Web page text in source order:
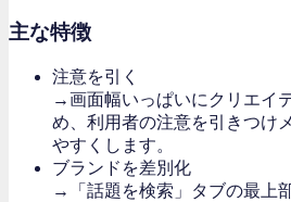
主な特徴
注意を引く
→画面幅いっぱいにクリエイ
め、利用者の注意を引きつけ
やすくします。
ブランドを差別化
→「話題を検索」タブの最上